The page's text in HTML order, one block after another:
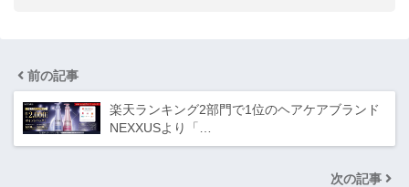
前の記事
楽天ランキング2部門で1位のヘアケアブランド
NEXXUSより「…
次の記事